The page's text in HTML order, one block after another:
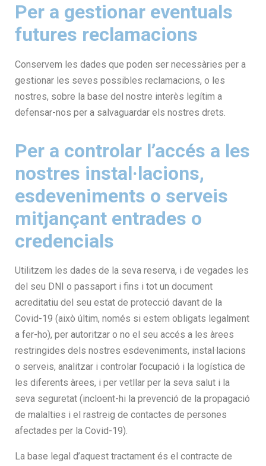
Per a gestionar eventuals
futures reclamacions
Conservem les dades que poden ser necessàries per a
gestionar les seves possibles reclamacions, o les
nostres, sobre la base del nostre interès legítim a
defensar-nos per a salvaguardar els nostres drets.
Per a controlar l’accés a les
nostres instal·lacions,
esdeveniments o serveis
mitjançant entrades o
credencials
Utilitzem les dades de la seva reserva, i de vegades les
del seu DNI o passaport i fins i tot un document
acreditatiu del seu estat de protecció davant de la
Covid-19 (això últim, només si estem obligats legalment
a fer-ho), per autoritzar o no el seu accés a les àrees
restringides dels nostres esdeveniments, instal·lacions
o serveis, analitzar i controlar l’ocupació i la logística de
les diferents àrees, i per vetllar per la seva salut i la
seva seguretat (incloent-hi la prevenció de la propagació
de malalties i el rastreig de contactes de persones
afectades per la Covid-19).
La base legal d’aquest tractament és el contracte de